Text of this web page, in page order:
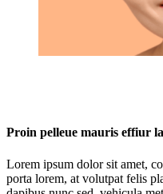
Proin pelleue mauris effiur
Lorem ipsum dolor sit amet,
porta lorem, at volutpat felis